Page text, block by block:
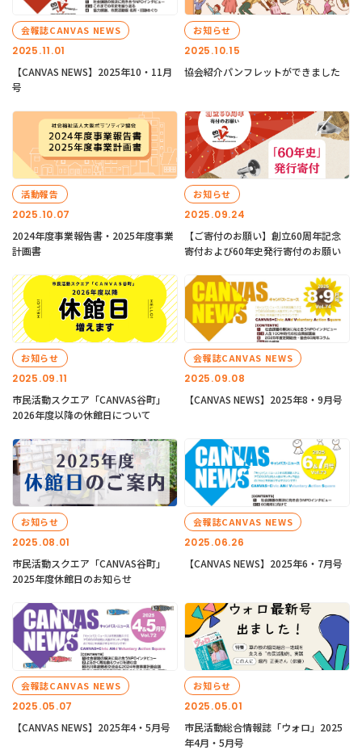
2025.11.01
会報誌CANVAS NEWS
【CANVAS NEWS】2025年10・11月
号
2025.10.15
お知らせ
協会紹介パンフレットができました
2025.10.07
活動報告
2024年度事業報告書・2025年度事業
計画書
2025.09.24
お知らせ
【ご寄付のお願い】創立60周年記念
寄付および60年史発行寄付のお願い
2025.09.11
お知らせ
市民活動スクエア「CANVAS谷町」
2026年度以降の休館日について
2025.09.08
会報誌CANVAS NEWS
【CANVAS NEWS】2025年8・9月号
2025.08.01
お知らせ
市民活動スクエア「CANVAS谷町」
2025年度休館日のお知らせ
2025.06.26
会報誌CANVAS NEWS
【CANVAS NEWS】2025年6・7月号
2025.05.07
会報誌CANVAS NEWS
【CANVAS NEWS】2025年4・5月号
2025.05.01
お知らせ
市民活動総合情報誌「ウォロ」2025
年4月・5月号